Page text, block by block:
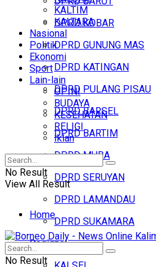
DPRD KOBAR
DPRD GUNUNG MAS
DPRD KATINGAN
DPRD PULANG PISAU
DPRD BARSEL
DPRD BARTIM
DPRD MURA
DPRD SERUYAN
DPRD LAMANDAU
DPRD SUKAMARA
Regional
KALTIM
KALTARA
Nasional
Politik
Ekonomi
Sport
Lain-lain
OPINI
BUDAYA
KESEHATAN
RELIGI
Iklan
No Result
View All Result
Home
Headline
No Result